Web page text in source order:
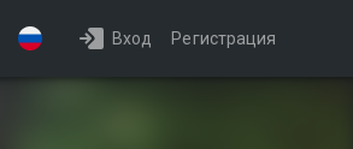
Вход Регистрация